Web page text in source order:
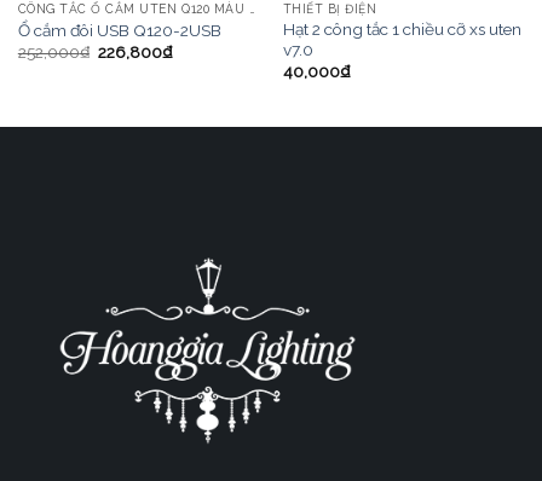
Ổ cắm đôi USB Q120-2USB
252,000₫ 226,800₫
THIẾT BỊ ĐIỆN
Hạt 2 công tắc 1 chiều cỡ xs uten
v7.0
40,000₫